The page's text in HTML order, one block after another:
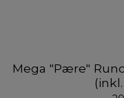
Mega "Pære"